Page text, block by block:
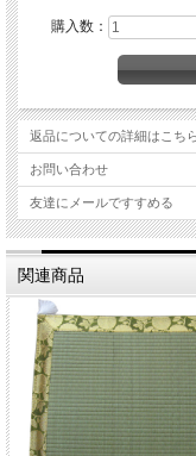
購入数：
返品についての詳細はこち
お問い合わせ
友達にメールですすめる
関連商品